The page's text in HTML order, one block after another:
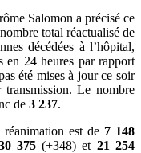
Salomon a précisé ce
total réactualisé de
décédées à l’hôpital,
en 24 heures par rapport
été mises à jour ce soir
Le nombre
de 3 237.
est de 7 148
375(+348) et 21 254